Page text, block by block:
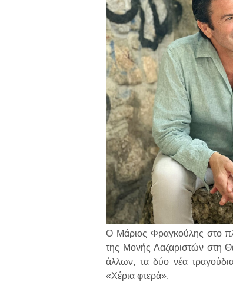
Ο Μάριος Φραγκούλης στο
της Μονής Λαζαριστών στη
άλλων, τα δύο νέα
«Χέρια φτερά».